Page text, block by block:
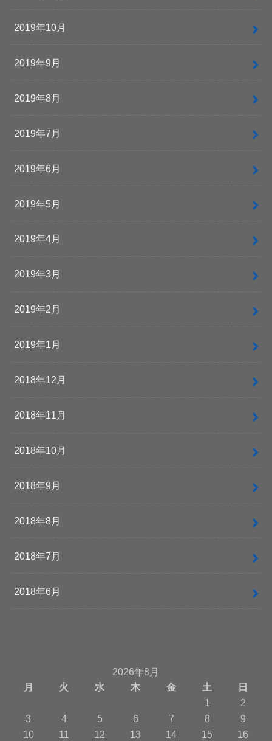
2019年10月
2019年9月
2019年8月
2019年7月
2019年6月
2019年5月
2019年4月
2019年3月
2019年2月
2019年1月
2018年12月
2018年11月
2018年10月
2018年9月
2018年8月
2018年7月
2018年6月
2026年8月
月
火 水 木 金 土
日
1
2
3
4 5 6 7 8
9
10
11 12 13 14 15 16